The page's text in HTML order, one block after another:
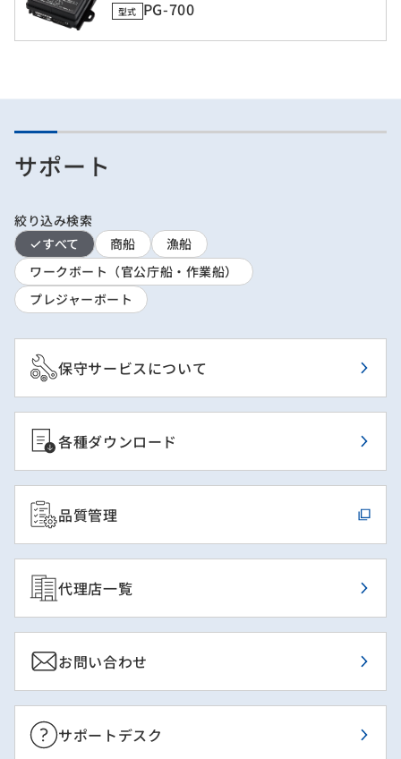
型式 PG-700
サポート
絞り込み検索
すべて
商船
漁船
ワークボート（官公庁船・作業船）
プレジャーボート
保守サービスについて
各種ダウンロード
品質管理
代理店一覧
お問い合わせ
サポートデスク